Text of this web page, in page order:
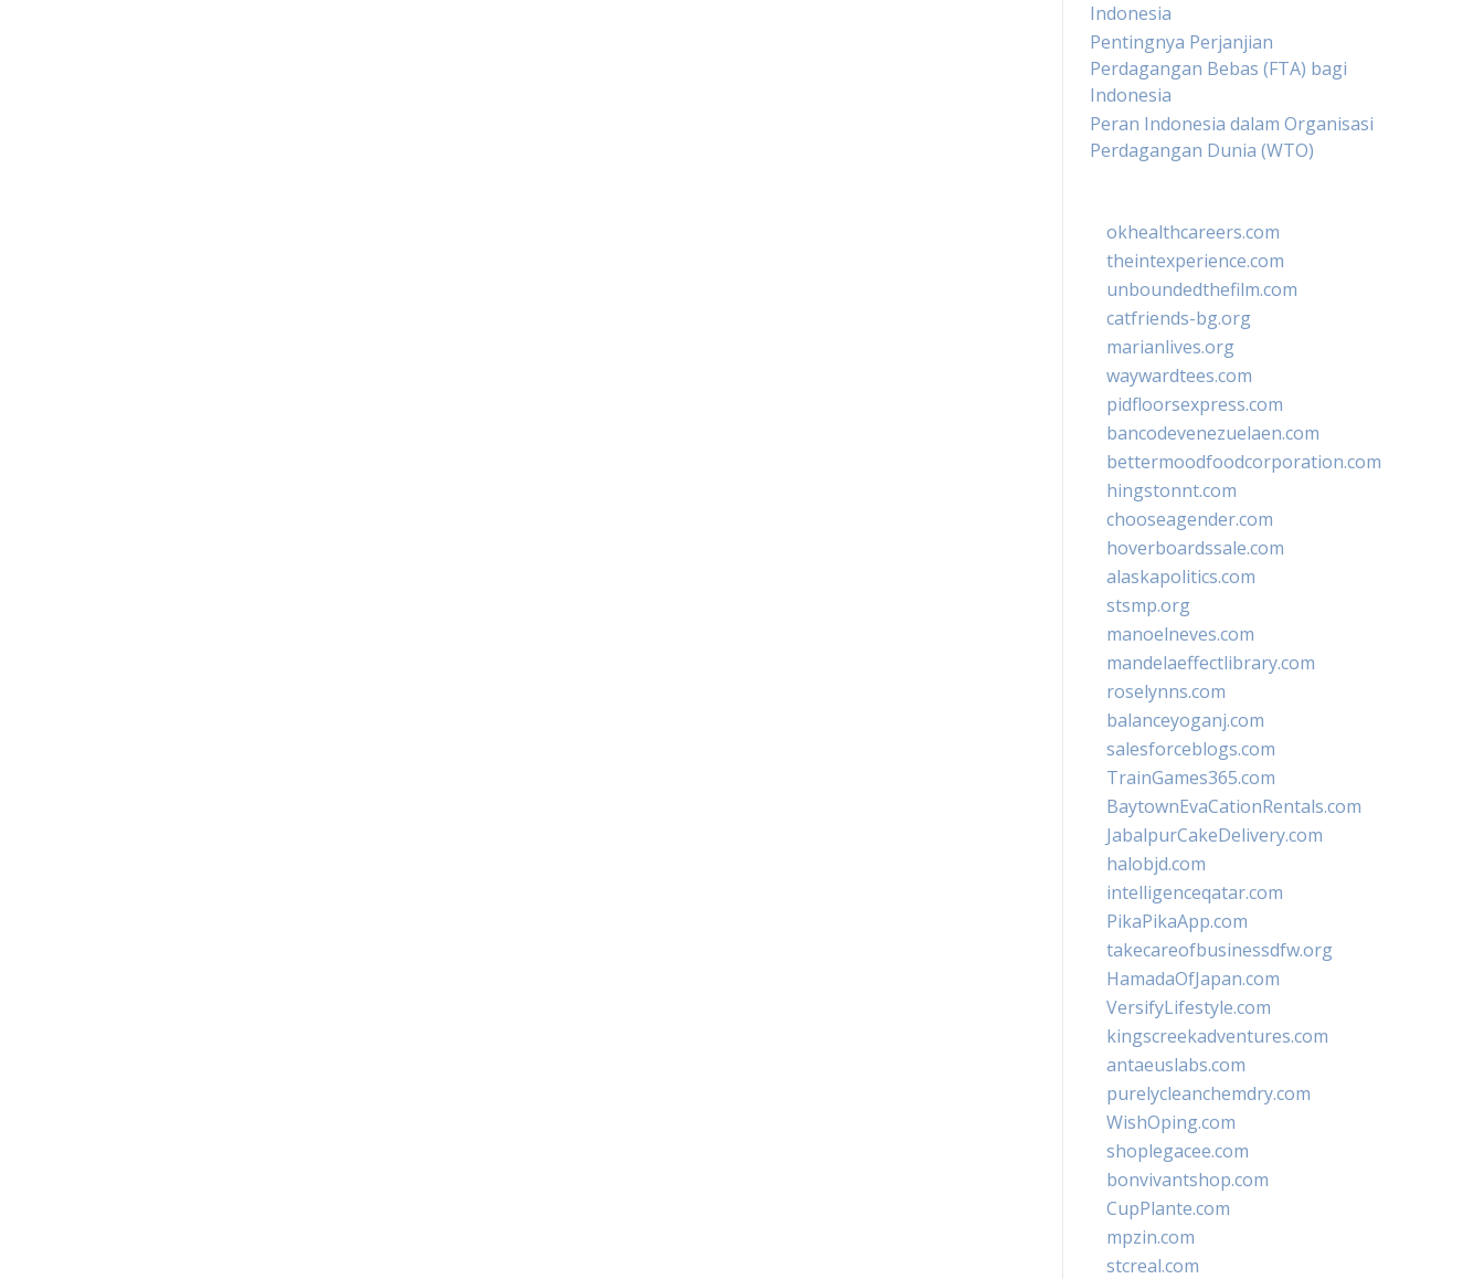
Indonesia
Pentingnya Perjanjian
Perdagangan Bebas (FTA) bagi
Indonesia
Peran Indonesia dalam Organisasi
Perdagangan Dunia (WTO)
okhealthcareers.com
theintexperience.com
unboundedthefilm.com
catfriends-bg.org
marianlives.org
waywardtees.com
pidfloorsexpress.com
bancodevenezuelaen.com
bettermoodfoodcorporation.com
hingstonnt.com
chooseagender.com
hoverboardssale.com
alaskapolitics.com
stsmp.org
manoelneves.com
mandelaeffectlibrary.com
roselynns.com
balanceyoganj.com
salesforceblogs.com
TrainGames365.com
BaytownEvaCationRentals.com
JabalpurCakeDelivery.com
halobjd.com
intelligenceqatar.com
PikaPikaApp.com
takecareofbusinessdfw.org
HamadaOfJapan.com
VersifyLifestyle.com
kingscreekadventures.com
antaeuslabs.com
purelycleanchemdry.com
WishOping.com
shoplegacee.com
bonvivantshop.com
CupPlante.com
mpzin.com
stcreal.com